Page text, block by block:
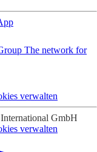
The network for
verwalten
GmbH
verwalten